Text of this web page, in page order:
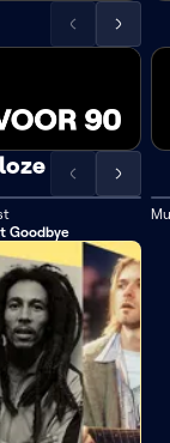
Scrol
naar
links
Scrol
naar
rechts
Scrol
lijst
links
Scrol
naar
rechts
Goodbye